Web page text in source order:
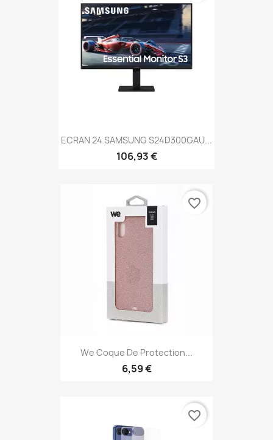
ECRAN 24 SAMSUNG S24D300GAU...
106,93 €
We Coque De Protection...
6,59 €
favorite_border
favorite_border